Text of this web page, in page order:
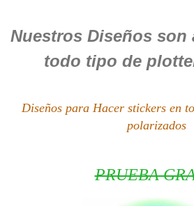
Nuestros Diseños son
todo tipo de
Diseños para Hacer stickers en
polarizados
PRUEBA